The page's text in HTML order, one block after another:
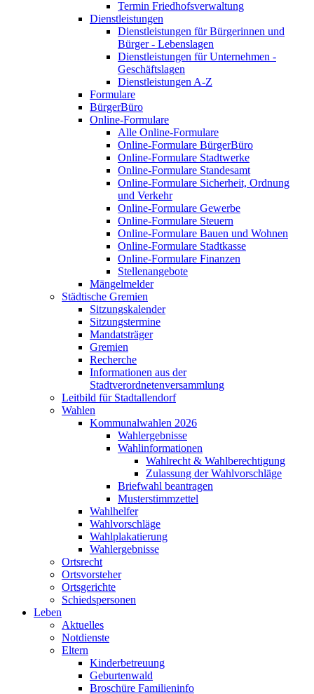
Termin Friedhofsverwaltung
Dienstleistungen
Dienstleistungen für Bürgerinnen und
Bürger - Lebenslagen
Dienstleistungen für Unternehmen -
Geschäftslagen
Dienstleistungen A-Z
Formulare
BürgerBüro
Online-Formulare
Alle Online-Formulare
Online-Formulare BürgerBüro
Online-Formulare Stadtwerke
Online-Formulare Standesamt
Online-Formulare Sicherheit, Ordnung
und Verkehr
Online-Formulare Gewerbe
Online-Formulare Steuern
Online-Formulare Bauen und Wohnen
Online-Formulare Stadtkasse
Online-Formulare Finanzen
Stellenangebote
Mängelmelder
Städtische Gremien
Sitzungskalender
Sitzungstermine
Mandatsträger
Gremien
Recherche
Informationen aus der
Stadtverordnetenversammlung
Leitbild für Stadtallendorf
Wahlen
Kommunalwahlen 2026
Wahlergebnisse
Wahlinformationen
Wahlrecht & Wahlberechtigung
Zulassung der Wahlvorschläge
Briefwahl beantragen
Musterstimmzettel
Wahlhelfer
Wahlvorschläge
Wahlplakatierung
Wahlergebnisse
Ortsrecht
Ortsvorsteher
Ortsgerichte
Schiedspersonen
Leben
Aktuelles
Notdienste
Eltern
Kinderbetreuung
Geburtenwald
Broschüre Familieninfo